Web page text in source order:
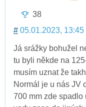
38
# 05.01.2023, 13:45
Já srážky bohužel
tu byli někde na
musím uznat že
Normál je u nás JV
700 mm zde spadlo